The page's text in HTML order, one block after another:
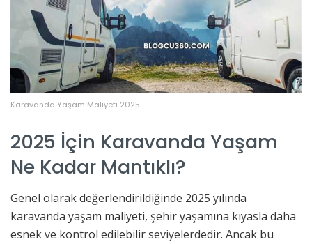
Karavanda Yaşam Maliyeti 2025
2025 İçin Karavanda Yaşam
Ne Kadar Mantıklı?
Genel olarak değerlendirildiğinde 2025 yılında
karavanda yaşam maliyeti, şehir yaşamına kıyasla daha
esnek ve kontrol edilebilir seviyelerdedir. Ancak bu